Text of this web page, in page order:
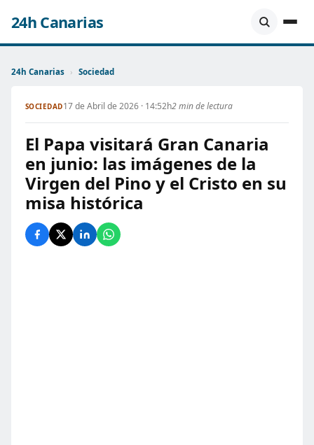
24h Canarias
24h Canarias › Sociedad
SOCIEDAD17 de Abril de 2026 · 14:52h2 min de lectura
El Papa visitará Gran Canaria
en junio: las imágenes de la
Virgen del Pino y el Cristo en su
misa histórica